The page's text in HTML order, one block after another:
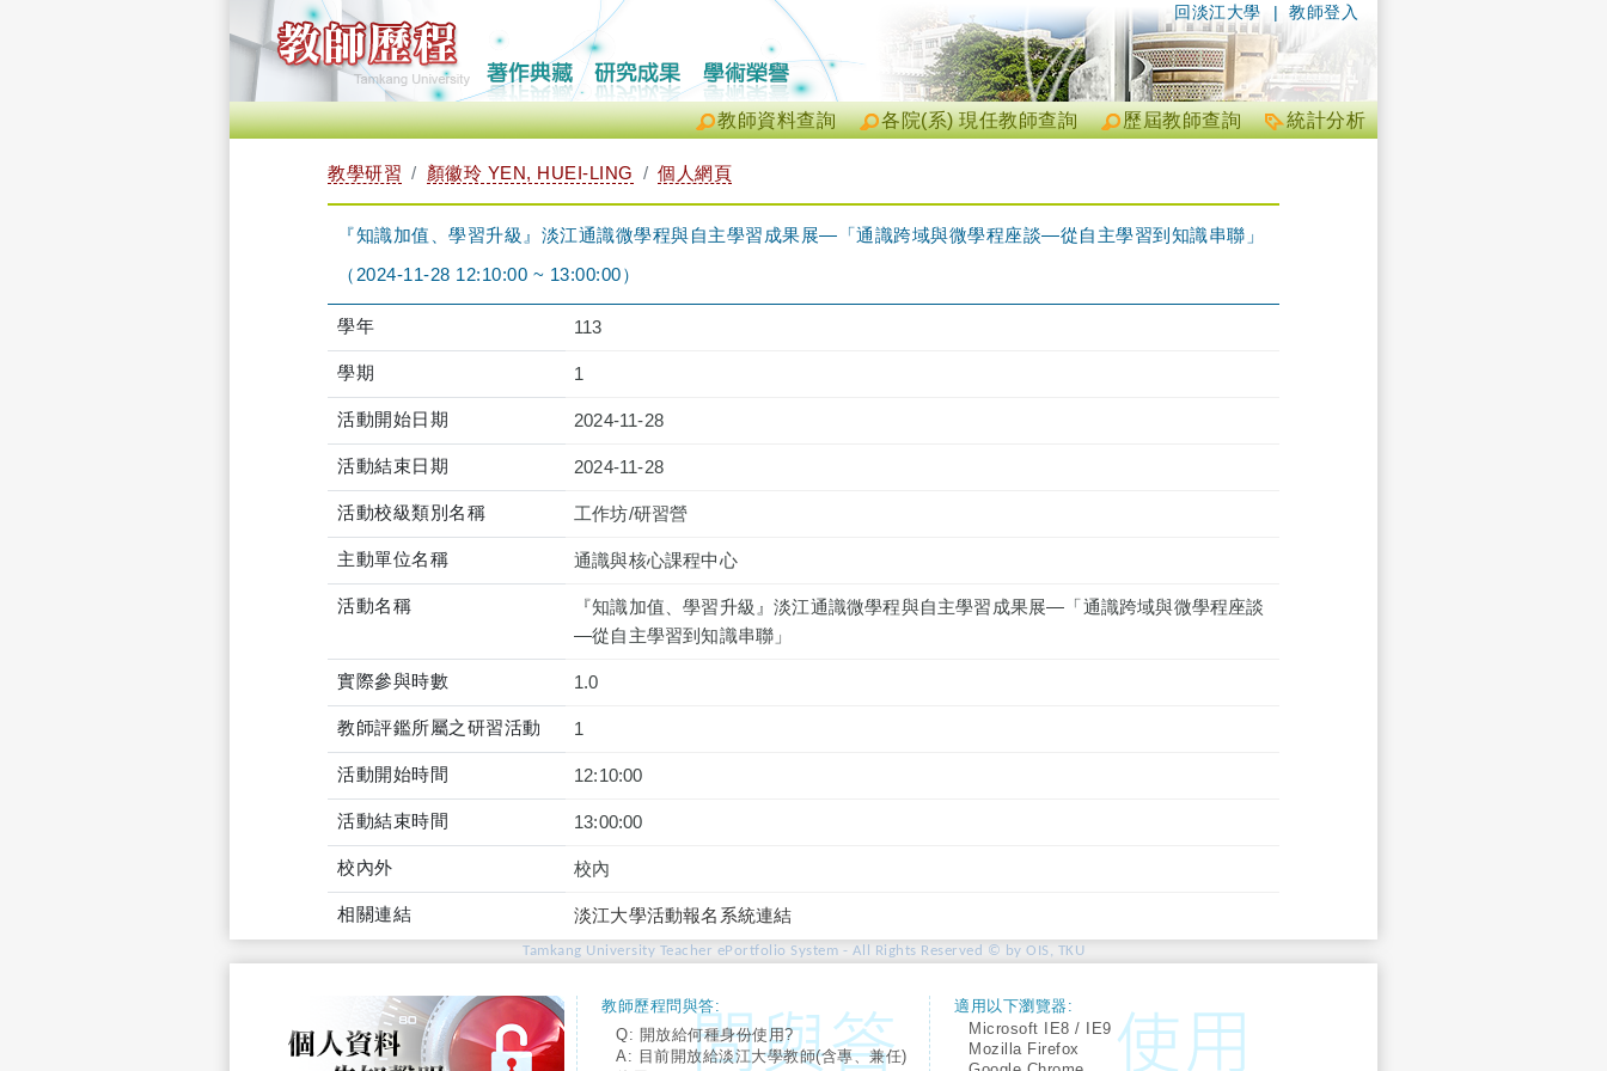
| 教師登入
回淡江大學
統計分析
歷屆教師查詢
各院(系) 現任教師查詢
教師資料查詢
教學研習 顏徽玲 YEN, HUEI-LING 個人網頁
『知識加值、學習升級』淡江通識微學程與自主學習成果展—「通識跨域與微學程座談—從自主學習到知識串聯」
（2024-11-28 12:10:00 ~ 13:00:00）
學年 113
學期 1
活動開始日期 2024-11-28
活動結束日期 2024-11-28
活動校級類別名稱 工作坊/研習營
主動單位名稱 通識與核心課程中心
活動名稱
『知識加值、學習升級』淡江通識微學程與自主學習成果展—「通識跨域與微學程座談
—從自主學習到知識串聯」
實際參與時數 1.0
教師評鑑所屬之研習活動 1
活動開始時間 12:10:00
活動結束時間 13:00:00
校內外 校內
相關連結 淡江大學活動報名系統連結
Tamkang University Teacher ePortfolio System - All Rights Reserved © by OIS, TKU
教師歷程問與答:
Q: 開放給何種身份使用?
A: 目前開放給淡江大學教師(含專、兼任)
適用以下瀏覽器:
Microsoft IE8 / IE9
Mozilla Firefox